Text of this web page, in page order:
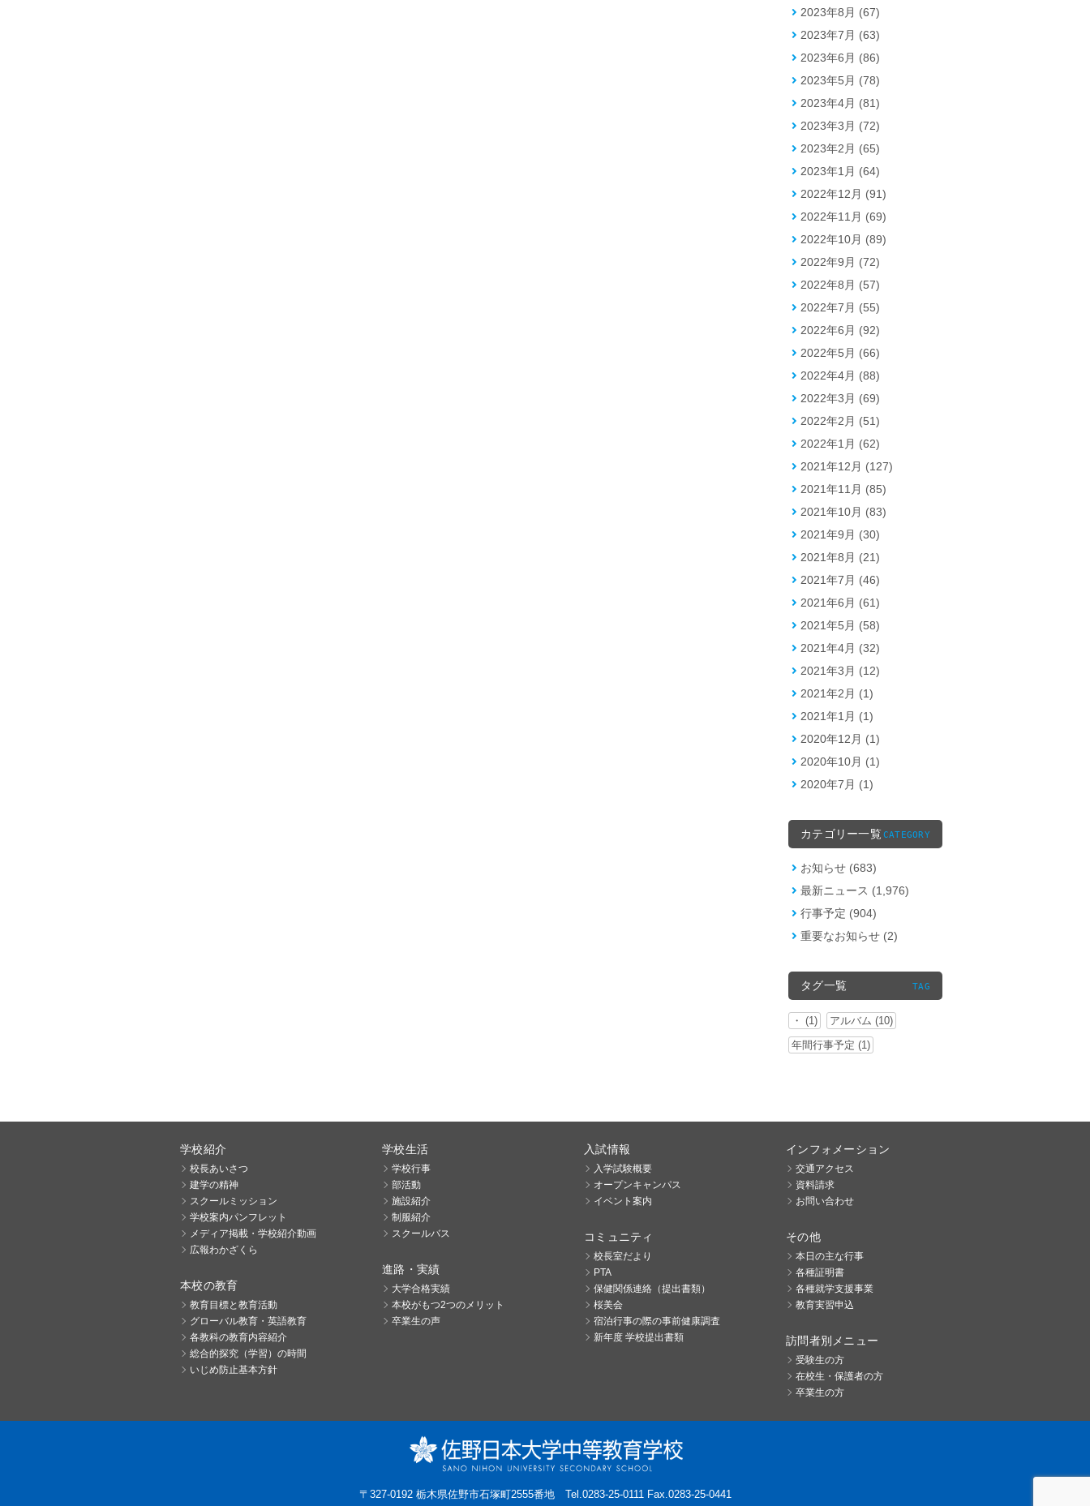
2023年8月 (67)
2023年7月 (63)
2023年6月 (86)
2023年5月 (78)
2023年4月 (81)
2023年3月 (72)
2023年2月 (65)
2023年1月 (64)
2022年12月 (91)
2022年11月 (69)
2022年10月 (89)
2022年9月 (72)
2022年8月 (57)
2022年7月 (55)
2022年6月 (92)
2022年5月 (66)
2022年4月 (88)
2022年3月 (69)
2022年2月 (51)
2022年1月 (62)
2021年12月 (127)
2021年11月 (85)
2021年10月 (83)
2021年9月 (30)
2021年8月 (21)
2021年7月 (46)
2021年6月 (61)
2021年5月 (58)
2021年4月 (32)
2021年3月 (12)
2021年2月 (1)
2021年1月 (1)
2020年12月 (1)
2020年10月 (1)
2020年7月 (1)
カテゴリー一覧 CATEGORY
お知らせ (683)
最新ニュース (1,976)
行事予定 (904)
重要なお知らせ (2)
タグ一覧 TAG
・ (1)
アルバム (10)
年間行事予定 (1)
学校紹介
校長あいさつ
建学の精神
スクールミッション
学校案内パンフレット
メディア掲載・学校紹介動画
広報わかざくら
本校の教育
教育目標と教育活動
グローバル教育・英語教育
各教科の教育内容紹介
総合的探究（学習）の時間
いじめ防止基本方針
学校生活
学校行事
部活動
施設紹介
制服紹介
スクールバス
進路・実績
大学合格実績
本校がもつ2つのメリット
卒業生の声
入試情報
入学試験概要
オープンキャンパス
イベント案内
コミュニティ
校長室だより
PTA
保健関係連絡（提出書類）
桜美会
宿泊行事の際の事前健康調査
新年度 学校提出書類
インフォメーション
交通アクセス
資料請求
お問い合わせ
その他
本日の主な行事
各種証明書
各種就学支援事業
教育実習申込
訪問者別メニュー
受験生の方
在校生・保護者の方
卒業生の方
〒327-0192 栃木県佐野市石塚町2555番地 Tel.0283-25-0111 Fax.0283-25-0441